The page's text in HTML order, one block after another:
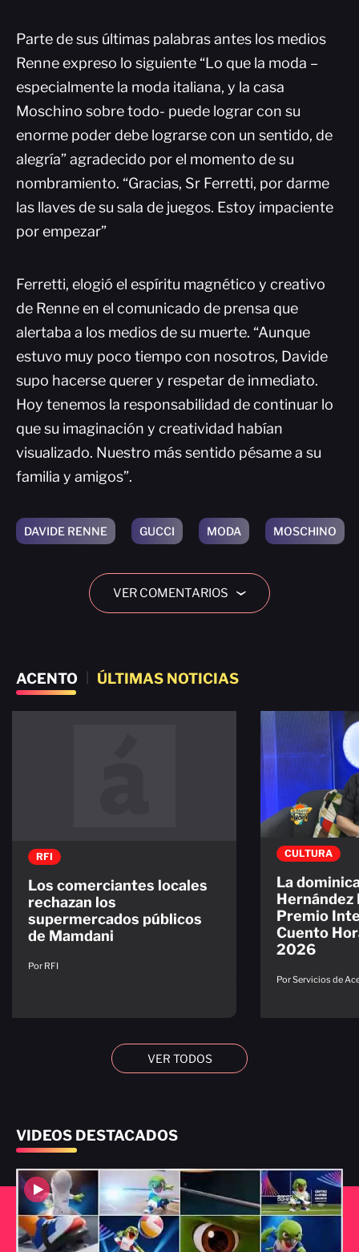
Parte de sus últimas palabras antes los medios
Renne expreso lo siguiente “Lo que la moda –
especialmente la moda italiana, y la casa
Moschino sobre todo- puede lograr con su
enorme poder debe lograrse con un sentido, de
alegría” agradecido por el momento de su
nombramiento. “Gracias, Sr Ferretti, por darme
las llaves de su sala de juegos. Estoy impaciente
por empezar”
Ferretti, elogió el espíritu magnético y creativo
de Renne en el comunicado de prensa que
alertaba a los medios de su muerte. “Aunque
estuvo muy poco tiempo con nosotros, Davide
supo hacerse querer y respetar de inmediato.
Hoy tenemos la responsabilidad de continuar lo
que su imaginación y creatividad habían
visualizado. Nuestro más sentido pésame a su
familia y amigos”.
DAVIDE RENNE GUCCI MODA MOSCHINO
VER COMENTARIOS ›
ACENTO ÚLTIMAS NOTICIAS
RFI
Los comerciantes locales
rechazan los
supermercados públicos
de Mamdani
Por RFI
CULTURA
La
Hernández
Premio
Cuento
2026
Por Servicios de
VER TODOS
VIDEOS DESTACADOS